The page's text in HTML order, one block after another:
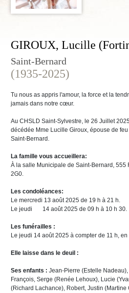
GIROUX, Lucille
Saint-Bernard
(1935-2025)
Tu nous as appris l'amour, la force et la
jamais dans notre cœur.
Au CHSLD Saint-Sylvestre, le 26 Juillet
décédée Mme Lucille Giroux, épouse de
Saint-Bernard.
La famille vous accueillera:
À la salle Municipale de Saint-Bernard, 555
2G0.
Les condoléances:
Le mercredi 13 août 2025 de 19 h à 21 h.
Le jeudi 14 août 2025 de 09 h à 10 h 30.
Les funérailles :
Le jeudi 14 août 2025 à compter de 11 h,
Elle laisse dans le deuil :
Ses enfants : Jean-Pierre (Estelle
François, Serge (Renée Lehoux), Lucie
(Richard Lachance), Robert, Justin (Martine